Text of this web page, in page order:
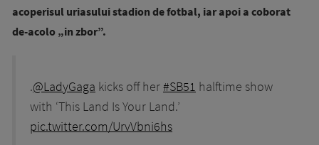
acoperisul uriasului stadion de fotbal, iar apoi a coborat
de-acolo „in zbor”.
.@LadyGaga kicks off her#SB51 halftime show
with ‘This Land Is Your Land.’
pic.twitter.com/UrvVbni6hs